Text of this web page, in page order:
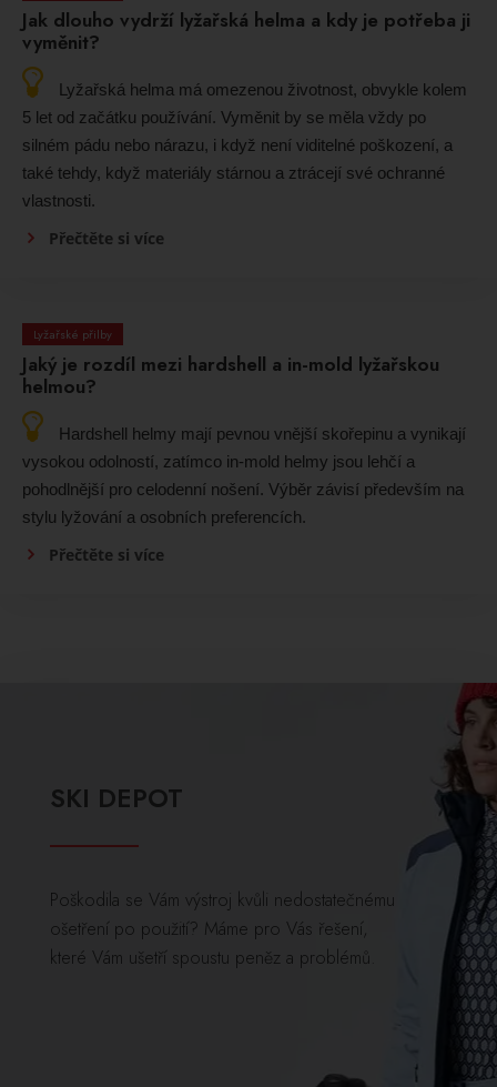
Jak dlouho vydrží lyžařská helma a kdy je potřeba ji
vyměnit?
Lyžařská helma má omezenou životnost, obvykle kolem
5 let od začátku používání. Vyměnit by se měla vždy po
silném pádu nebo nárazu, i když není viditelné poškození, a
také tehdy, když materiály stárnou a ztrácejí své ochranné
vlastnosti.
Přečtěte si více
Lyžařské přilby
Jaký je rozdíl mezi hardshell a in-mold lyžařskou
helmou?
Hardshell helmy mají pevnou vnější skořepinu a vynikají
vysokou odolností, zatímco in-mold helmy jsou lehčí a
pohodlnější pro celodenní nošení. Výběr závisí především na
stylu lyžování a osobních preferencích.
Přečtěte si více
SKI DEPOT
Poškodila se Vám výstroj kvůli nedostatečnému
ošetření po použití? Máme pro Vás řešení,
které Vám ušetří spoustu peněz a problémů.